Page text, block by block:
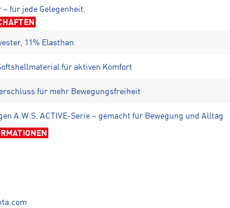
für jede Gelegenheit.
11% Elasthan
für aktiven Komfort
für mehr Bewegungsfreiheit
A.W.S. ACTIVE-Serie – gemacht für Bewegung und Alltag